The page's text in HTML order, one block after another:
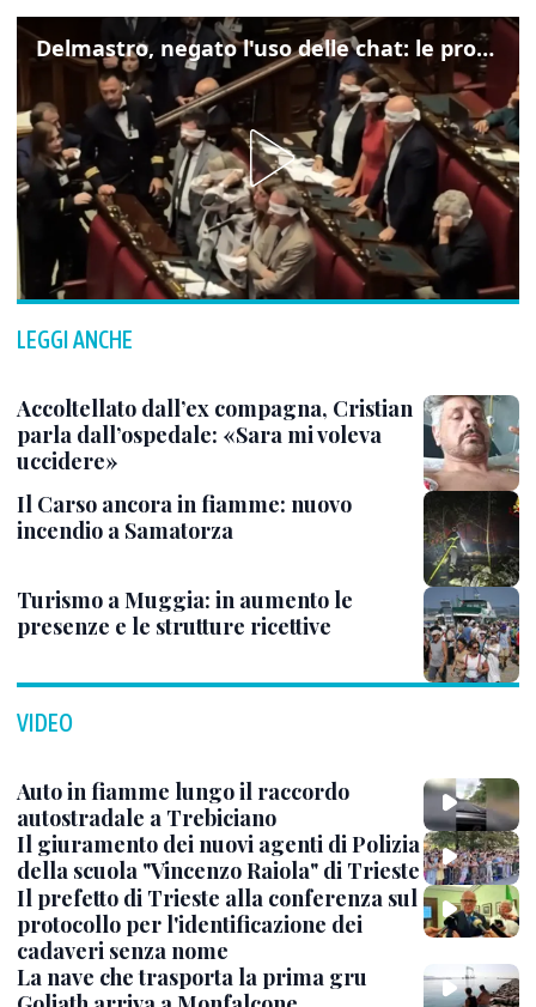
Delmastro, negato l'uso delle chat: le proteste di Avs e M5s
LEGGI ANCHE
Accoltellato dall’ex compagna, Cristian
parla dall’ospedale: «Sara mi voleva
uccidere»
Il Carso ancora in fiamme: nuovo
incendio a Samatorza
Turismo a Muggia: in aumento le
presenze e le strutture ricettive
VIDEO
Auto in fiamme lungo il raccordo
autostradale a Trebiciano
Il giuramento dei nuovi agenti di Polizia
della scuola "Vincenzo Raiola" di Trieste
Il prefetto di Trieste alla conferenza sul
protocollo per l'identificazione dei
cadaveri senza nome
La nave che trasporta la prima gru